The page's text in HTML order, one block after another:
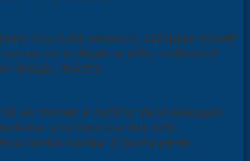
крыльев нежных, которые хранят
но я обидела тебя, любимый
но помни: я люблю твой каждый
и готова окутать тебя